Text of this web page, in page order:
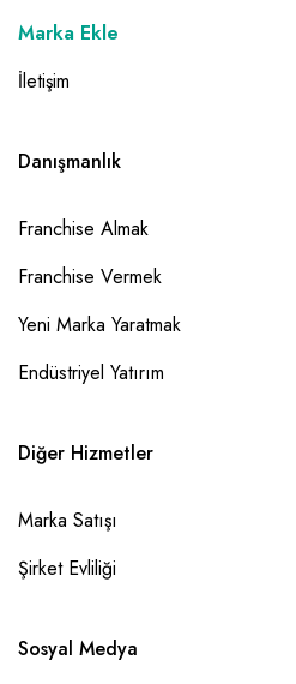
Marka Ekle
İletişim
Danışmanlık
Franchise Almak
Franchise Vermek
Yeni Marka Yaratmak
Endüstriyel Yatırım
Diğer Hizmetler
Marka Satışı
Şirket Evliliği
Sosyal Medya